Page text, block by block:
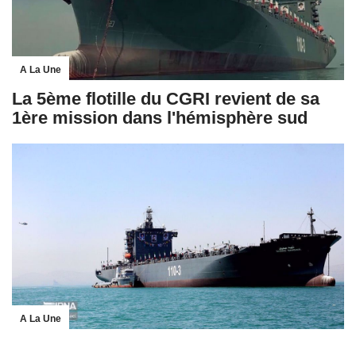
A La Une
La 5ème flotille du CGRI revient de sa
1ère mission dans l'hémisphère sud
A La Une